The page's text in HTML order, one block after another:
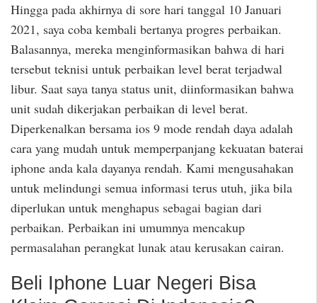
Hingga pada akhirnya di sore hari tanggal 10 Januari
2021, saya coba kembali bertanya progres perbaikan.
Balasannya, mereka menginformasikan bahwa di hari
tersebut teknisi untuk perbaikan level berat terjadwal
libur. Saat saya tanya status unit, diinformasikan bahwa
unit sudah dikerjakan perbaikan di level berat.
Diperkenalkan bersama ios 9 mode rendah daya adalah
cara yang mudah untuk memperpanjang kekuatan baterai
iphone anda kala dayanya rendah. Kami mengusahakan
untuk melindungi semua informasi terus utuh, jika bila
diperlukan untuk menghapus sebagai bagian dari
perbaikan. Perbaikan ini umumnya mencakup
permasalahan perangkat lunak atau kerusakan cairan.
Beli Iphone Luar Negeri Bisa